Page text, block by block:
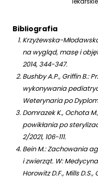
Bibliografia
Krzyżewska-
na wygląd, masę i
2014, 344-347.
Bushby A.P., Griffin B.:
wykonywania
Weterynaria po
Domrazek K., Ochota
powikłania po
2/2021, 106-111.
Bein M.: Zachowania
i zwierząt. W:
Horowitz D.F., Mills